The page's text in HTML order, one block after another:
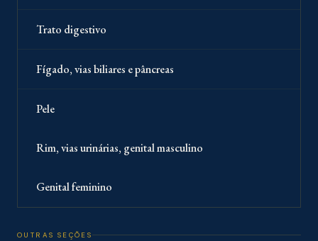
Trato digestivo
Fígado, vias biliares e pâncreas
Pele
Rim, vias urinárias, genital masculino
Genital feminino
OUTRAS SEÇÕES